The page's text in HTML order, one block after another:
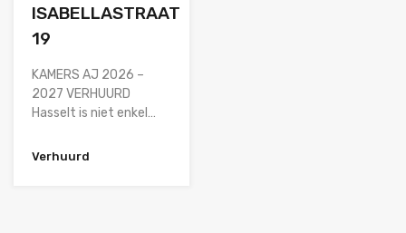
ISABELLASTRAAT
19
KAMERS AJ 2026 –
2027 VERHUURD
Hasselt is niet enkel…
Verhuurd